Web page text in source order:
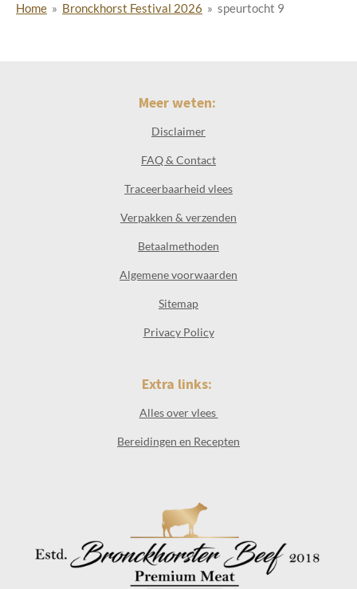
Home » Bronckhorst Festival 2026 » speurtocht 9
Meer weten:
Disclaimer
FAQ & Contact
Traceerbaarheid vlees
Verpakken & verzenden
Betaalmethoden
Algemene voorwaarden
Sitemap
Privacy Policy
Extra links:
Alles over vlees
Bereidingen en Recepten